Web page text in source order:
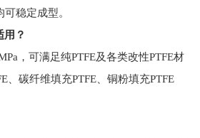
稳定成型。
用？
，可满足纯PTFE及各类改性PTFE材
、碳纤维填充PTFE 、铜粉填充PTFE